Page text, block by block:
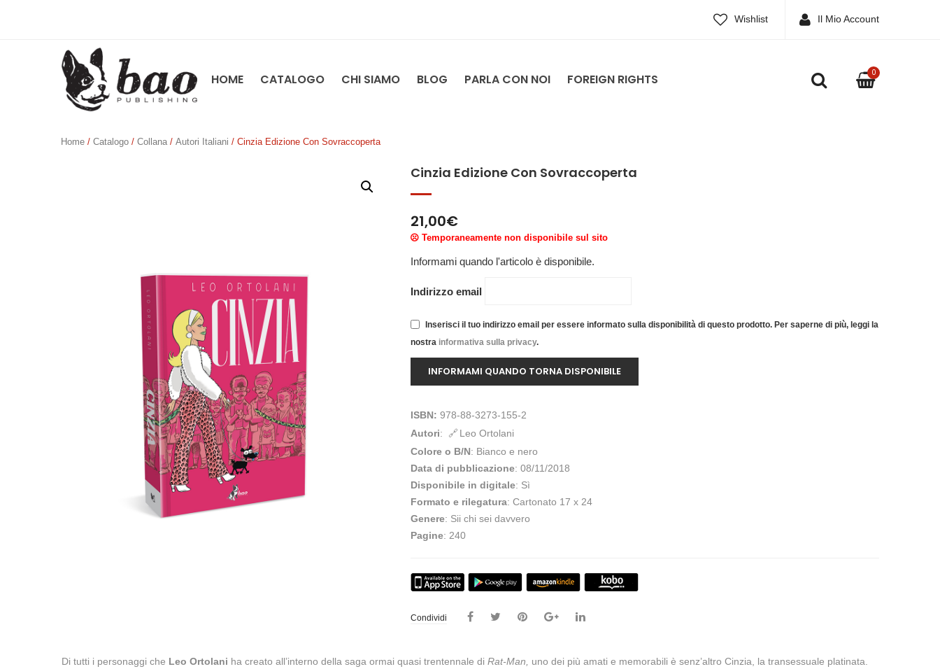
Wishlist Il Mio Account
HOME CATALOGO CHI SIAMO BLOG PARLA CON NOI FOREIGN RIGHTS 0
Home / Catalogo / Collana / Autori Italiani / Cinzia Edizione Con Sovraccoperta
Cinzia Edizione Con Sovraccoperta
21,00€
Temporaneamente non disponibile sul sito
Informami quando l'articolo è disponibile.
Indirizzo email
Inserisci il tuo indirizzo email per essere informato sulla disponibilità di questo prodotto. Per saperne di più, leggi la
nostra informativa sulla privacy.
ISBN: 978-88-3273-155-2
Autori:
Leo Ortolani
Colore o B/N: Bianco e nero
Data di pubblicazione: 08/11/2018
Disponibile in digitale: Sì
Formato e rilegatura: Cartonato 17 x 24
Genere: Sii chi sei davvero
Pagine: 240
Condividi
Di tutti i personaggi che Leo Ortolani ha creato all’interno della saga ormai quasi trentennale di Rat-Man,
uno dei più amati e memorabili è senz’altro Cinzia, la transessuale platinata.